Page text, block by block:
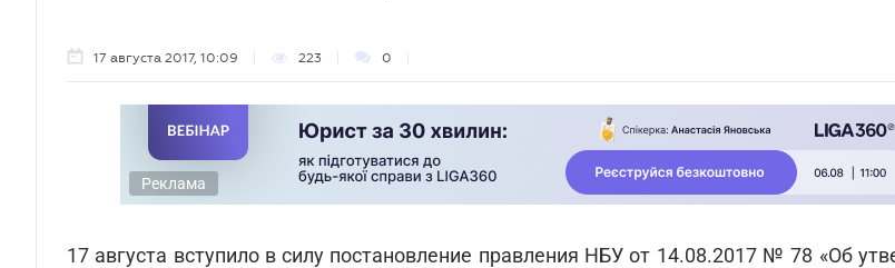
17 августа 2017, 10:09 223 0
Реклама
17 августа вступило в силу постановление правления НБУ от 14.08.2017 № 78 «Об